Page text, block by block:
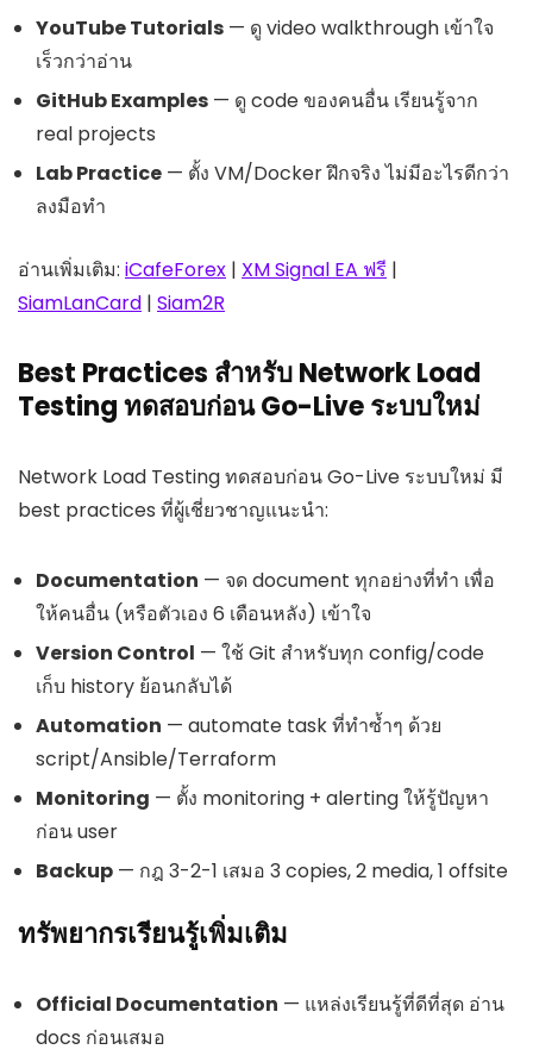
YouTube Tutorials — ดู video walkthrough เข้าใจ
เร็วกว่าอ่าน
GitHub Examples — ดู code ของคนอื่น เรียนรู้จาก
real projects
Lab Practice — ตั้ง VM/Docker ฝึกจริง ไม่มีอะไรดีกว่า
ลงมือทำ
อ่านเพิ่มเติม: iCafeForex | XM Signal EA ฟรี |
SiamLanCard | Siam2R
Best Practices สำหรับ Network Load
Testing ทดสอบก่อน Go-Live ระบบใหม่
Network Load Testing ทดสอบก่อน Go-Live ระบบใหม่ มี
best practices ที่ผู้เชี่ยวชาญแนะนำ:
Documentation — จด document ทุกอย่างที่ทำ เพื่อ
ให้คนอื่น (หรือตัวเอง 6 เดือนหลัง) เข้าใจ
Version Control — ใช้ Git สำหรับทุก config/code
เก็บ history ย้อนกลับได้
Automation — automate task ที่ทำซ้ำๆ ด้วย
script/Ansible/Terraform
Monitoring — ตั้ง monitoring + alerting ให้รู้ปัญหา
ก่อน user
Backup — กฎ 3-2-1 เสมอ 3 copies, 2 media, 1 offsite
ทรัพยากรเรียนรู้เพิ่มเติม
Official Documentation — แหล่งเรียนรู้ที่ดีที่สุด อ่าน
docs ก่อนเสมอ